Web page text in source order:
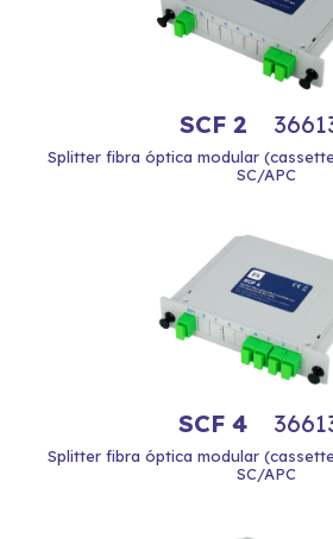
SCF 2
Splitter fibra óptica modular
SC/APC
SCF 4
Splitter fibra óptica modular
SC/APC